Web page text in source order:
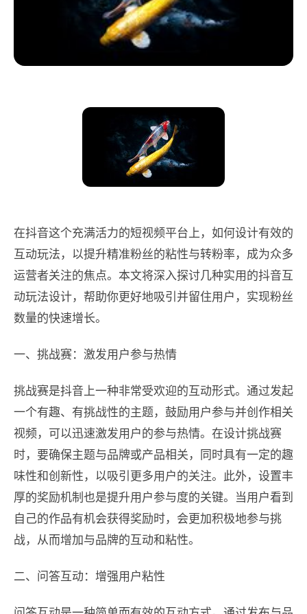
在抖音这个充满活力的短视频平台上，如何设计有效的
互动玩法，以提升精准粉丝的粘性与转粉率，成为众多
运营者关注的焦点。本文将深入探讨几种实用的抖音互
动玩法设计，帮助你更好地吸引并留住用户，实现粉丝
数量的快速增长。
一、挑战赛：激发用户参与热情
挑战赛是抖音上一种非常受欢迎的互动形式。通过发起
一个有趣、有挑战性的主题，鼓励用户参与并创作相关
视频，可以迅速激发用户的参与热情。在设计挑战赛
时，要确保主题与品牌或产品相关，同时具有一定的趣
味性和创新性，以吸引更多用户的关注。此外，设置丰
厚的奖励机制也是提升用户参与度的关键。当用户看到
自己的作品有机会获得奖励时，会更加积极地参与挑
战，从而增加与品牌的互动和粘性。
二、问答互动：增强用户粘性